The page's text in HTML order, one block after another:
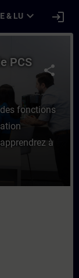
& LU expand_more login
à l'aide
share
PCS
fonctions
à